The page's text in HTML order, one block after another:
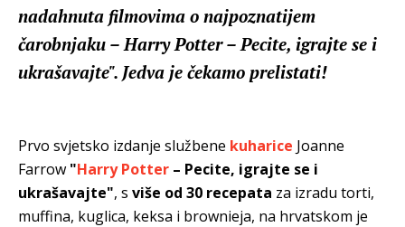
nadahnuta filmovima o najpoznatijem
čarobnjaku – Harry Potter – Pecite, igrajte se i
ukrašavajte". Jedva je čekamo prelistati!
Prvo svjetsko izdanje službene kuharice Joanne
Farrow "Harry Potter – Pecite, igrajte se i
ukrašavajte", s više od 30 recepata za izradu torti,
muffina, kuglica, keksa i brownieja, na hrvatskom je